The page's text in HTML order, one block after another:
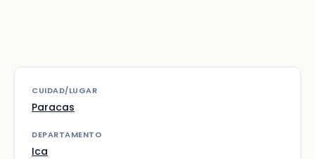
CUIDAD/LUGAR
Paracas
DEPARTAMENTO
Ica